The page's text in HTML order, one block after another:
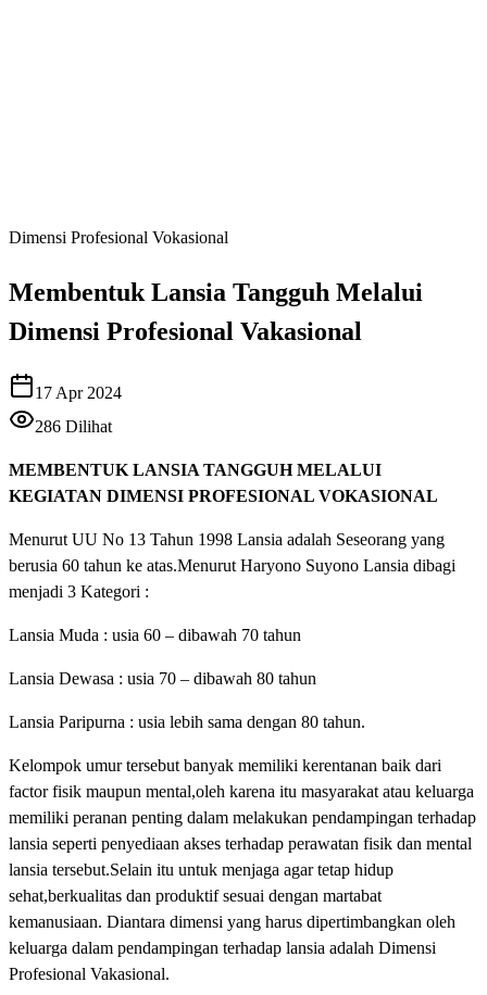
Dimensi Profesional Vokasional
Membentuk Lansia Tangguh Melalui
Dimensi Profesional Vakasional
17 Apr 2024
286 Dilihat
MEMBENTUK LANSIA TANGGUH MELALUI
KEGIATAN DIMENSI PROFESIONAL VOKASIONAL
Menurut UU No 13 Tahun 1998 Lansia adalah Seseorang yang
berusia 60 tahun ke atas.Menurut Haryono Suyono Lansia dibagi
menjadi 3 Kategori :
Lansia Muda : usia 60 – dibawah 70 tahun
Lansia Dewasa : usia 70 – dibawah 80 tahun
Lansia Paripurna : usia lebih sama dengan 80 tahun.
Kelompok umur tersebut banyak memiliki kerentanan baik dari
factor fisik maupun mental,oleh karena itu masyarakat atau keluarga
memiliki peranan penting dalam melakukan pendampingan terhadap
lansia seperti penyediaan akses terhadap perawatan fisik dan mental
lansia tersebut.Selain itu untuk menjaga agar tetap hidup
sehat,berkualitas dan produktif sesuai dengan martabat
kemanusiaan. Diantara dimensi yang harus dipertimbangkan oleh
keluarga dalam pendampingan terhadap lansia adalah Dimensi
Profesional Vakasional.